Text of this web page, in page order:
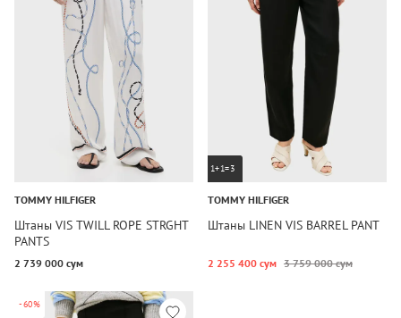
TOMMY HILFIGER
Штаны VIS TWILL ROPE STRGHT
PANTS
2 739 000 сум
1+1=3
TOMMY HILFIGER
Штаны LINEN VIS BARREL PANT
2 255 400 сум 3 759 000 сум
-60%